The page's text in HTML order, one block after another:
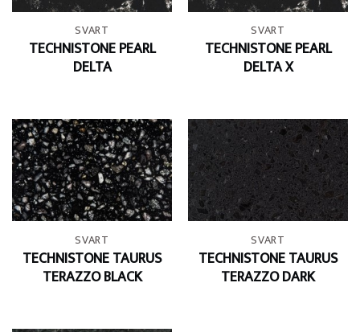
SVART
TECHNISTONE PEARL
DELTA
SVART
TECHNISTONE PEARL
DELTA X
SVART
TECHNISTONE TAURUS
TERAZZO BLACK
SVART
TECHNISTONE TAURUS
TERAZZO DARK